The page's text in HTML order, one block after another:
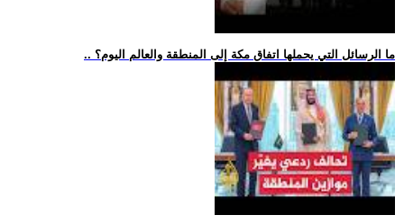
.. ما الرسائل التي يحملها اتفاق مكة إلى المنطقة والعالم اليوم؟